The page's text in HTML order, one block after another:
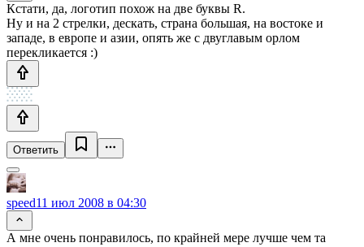
Кстати, да, логотип похож на две буквы R.
Ну и на 2 стрелки, дескать, страна большая, на востоке и
западе, в европе и азии, опять же с двуглавым орлом
перекликается :)
Ответить
speed11 июл 2008 в 04:30
А мне очень понравилось, по крайней мере лучше чем та